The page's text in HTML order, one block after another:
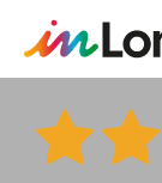
contenuto